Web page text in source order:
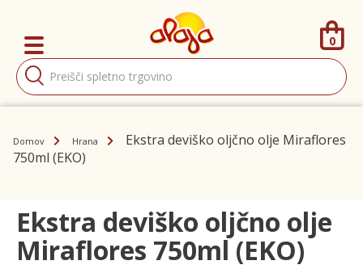
Products
search
0
Domov Hrana
Ekstra deviško oljčno olje Miraflores
750ml (EKO)
Ekstra deviško oljčno olje
Miraflores 750ml (EKO)